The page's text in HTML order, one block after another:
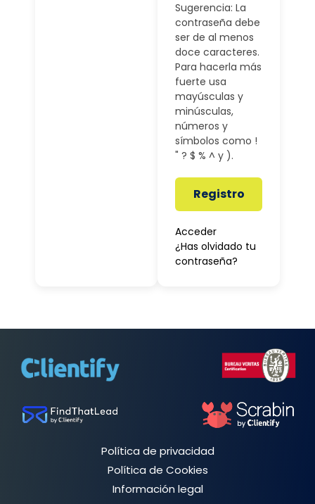
Sugerencia: La
contraseña debe
ser de al menos
doce caracteres.
Para hacerla más
fuerte usa
mayúsculas y
minúsculas,
números y
símbolos como !
" ? $ % ^ y ).
Registro
Acceder
¿Has olvidado tu
contraseña?
Política de privacidad
Política de Cookies
Información legal